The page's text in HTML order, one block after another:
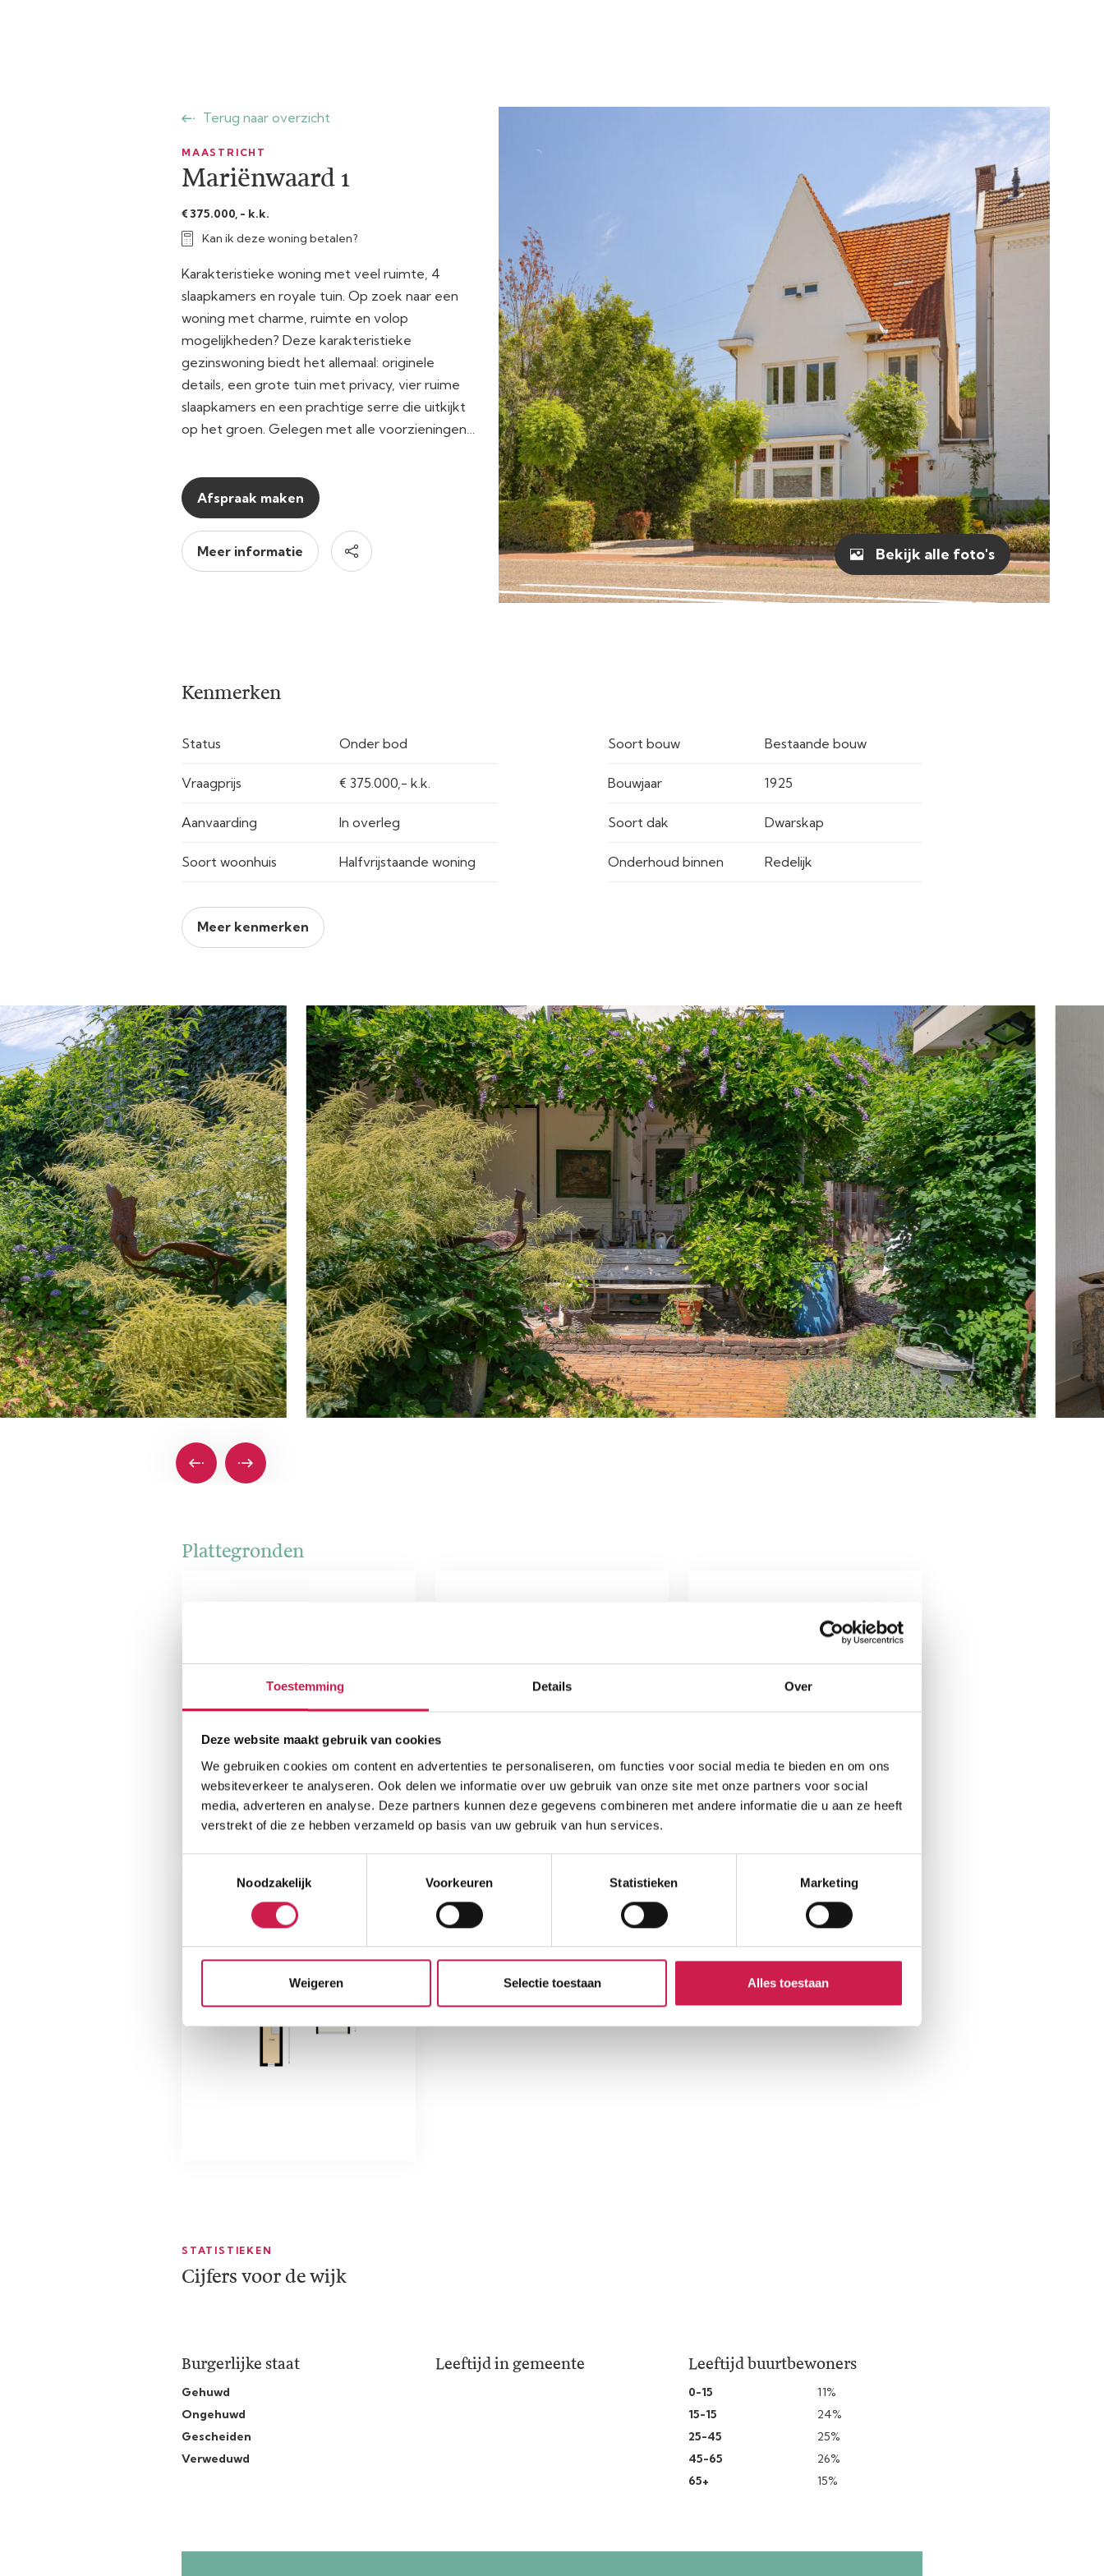
Toestemming Details Over
Deze website maakt gebruik van cookies
We gebruiken cookies om content en advertenties te personaliseren, om functies voor social media te bieden en om ons
websiteverkeer te analyseren. Ook delen we informatie over uw gebruik van onze site met onze partners voor social
media, adverteren en analyse. Deze partners kunnen deze gegevens combineren met andere informatie die u aan ze heeft
verstrekt of die ze hebben verzameld op basis van uw gebruik van hun services.
Noodzakelijk
Voorkeuren Statistieken Marketing
Weigeren Selectie toestaan Alles toestaan
Terug naar overzicht
MAASTRICHT
Mariënwaard 1
€ 375.000, - k.k.
Kan ik deze woning betalen?
Karakteristieke woning met veel ruimte, 4
slaapkamers en royale tuin. Op zoek naar een
woning met charme, ruimte en volop
mogelijkheden? Deze karakteristieke
gezinswoning biedt het allemaal: originele
details, een grote tuin met privacy, vier ruime
slaapkamers en een prachtige serre die uitkijkt
op het groen. Gelegen met alle voorzieningen…
Afspraak maken
Meer informatie Bekijk alle foto's
Kenmerken
Status Onder bod
Vraagprijs € 375.000,- k.k.
Aanvaarding In overleg
Soort woonhuis Halfvrijstaande woning
Soort bouw Bestaande bouw
Bouwjaar 1925
Soort dak Dwarskap
Onderhoud binnen Redelijk
Meer kenmerken
Plattegronden
STATISTIEKEN
Cijfers voor de wijk
Burgerlijke staat
Gehuwd
Ongehuwd
Gescheiden
Verweduwd
Leeftijd in gemeente Leeftijd buurtbewoners
0-15
11%
15-15
24%
25-45
25%
45-65
26%
65+
15%